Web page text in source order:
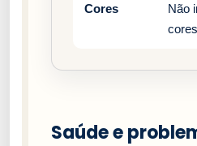
Cores
Não
Saúde e